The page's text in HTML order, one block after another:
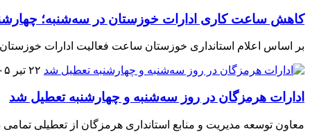
کاهش ساعت کاری ادارات خوزستان در سه‌شنبه؛
بر اساس اعلام استانداری خوزستان ساعت فعالیت ادارات
۲۲ تیر ۱۴۰۵
ادارات هرمزگان در روز سه‌شنبه و چهارشنبه تعطیل شد
معاون توسعه مدیریت و منابع استانداری هرمزگان از تعطیلی تمامی دستگاه‌های